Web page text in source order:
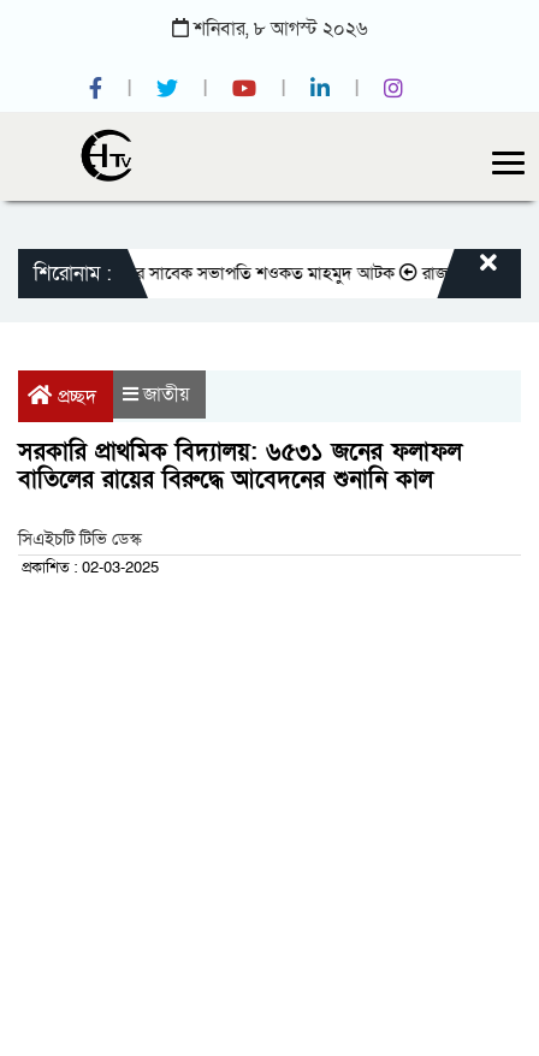
শনিবার,৮আগস্ট ২০২৬
শিরোনাম :
প্রেসক্লাবের সাবেক সভাপতি শওকত মাহমুদ আটক রাজবাড়ীতে বীর
প্রচ্ছদ জাতীয়
সরকারি প্রাথমিক বিদ্যালয়: ৬৫৩১ জনের ফলাফল
বাতিলের রায়ের বিরুদ্ধে আবেদনের শুনানি কাল
সিএইচটি টিভি ডেস্ক
প্রকাশিত : 02-03-2025